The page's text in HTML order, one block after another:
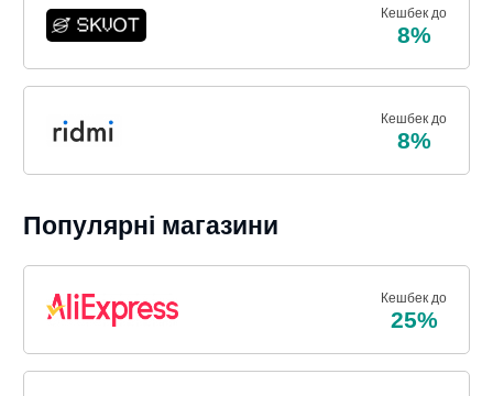
Кешбек до
8%
Кешбек до
8%
Популярні магазини
Кешбек до
25%